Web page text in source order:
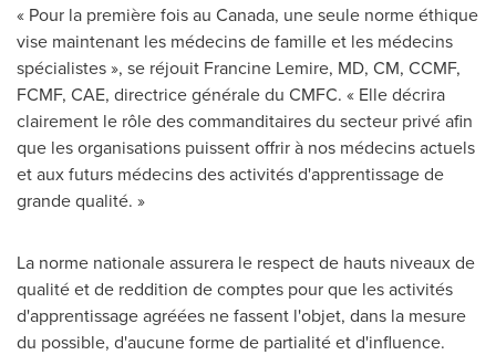
« Pour la première fois au Canada, une seule norme éthique
vise maintenant les médecins de famille et les médecins
spécialistes », se réjouit Francine Lemire, MD, CM, CCMF,
FCMF, CAE, directrice générale du CMFC. « Elle décrira
clairement le rôle des commanditaires du secteur privé afin
que les organisations puissent offrir à nos médecins actuels
et aux futurs médecins des activités d'apprentissage de
grande qualité. »
La norme nationale assurera le respect de hauts niveaux de
qualité et de reddition de comptes pour que les activités
d'apprentissage agréées ne fassent l'objet, dans la mesure
du possible, d'aucune forme de partialité et d'influence.